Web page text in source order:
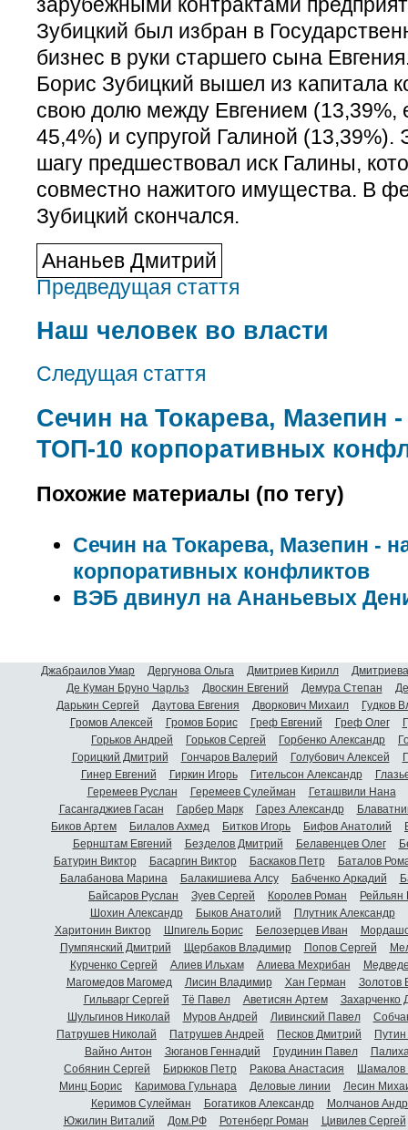
Зубицкий был избран в
бизнес в руки старшего сына
Борис Зубицкий вышел из капитала
свою долю между Евгением (13,39%,
45,4%) и супругой Галиной
шагу предшествовал иск Галины,
совместно нажитого имущества. В
Зубицкий скончался.
Ананьев Дмитрий
Предведущая стаття
Наш человек во власти
Следущая стаття
Сечин на Токарева, Мазепин
ТОП-10 корпоративных
Похожие материалы (по тегу)
Сечин на Токарева, Мазепин -
корпоративных конфликтов
ВЭБ двинул на Ананьевых
Джабраилов Умар Дергунова Ольга Дмитриев Кирилл
Де Куман Бруно Чарльз
Двоскин Евгений Демура Степан
Дарькин Сергей
Даутова Евгения Дворкович Михаил
Гудков
Громов Алексей
Громов Борис Греф Евгений Греф Олег
Горьков Андрей
Горьков Сергей Горбенко Александр
Горицкий Дмитрий
Гончаров Валерий Голубович Алексей
Гинер Евгений
Гиркин Игорь Гительсон Александр
Геремеев Руслан
Геремеев Сулейман
Геташвили Нана
Гасангаджиев Гасан
Гарбер Марк Гарез Александр
Биков Артем
Билалов Ахмед Битков Игорь Бифов Анатолий
Бернштам Евгений
Безделов Дмитрий Белавенцев Олег
Батурин Виктор
Басаргин Виктор Баскаков Петр
Баталов
Балабанова Марина
Балакишиева Алсу Бабченко Аркадий
Байсаров Руслан
Зуев Сергей Королев Роман
Шохин Александр
Быков Анатолий Плутник Александр
Харитонин Виктор
Шпигель Борис Белозерцев Иван
Пумпянский Дмитрий
Щербаков Владимир Попов Сергей
Курченко Сергей
Алиев Ильхам Алиева Мехрибан
Магомедов Магомед
Лисин Владимир Хан Герман
Золотов
Гильварг Сергей
Тё Павел Аветисян Артем
Захарченко
Шульгинов Николай
Муров Андрей Ливинский Павел
Патрушев Николай
Патрушев Андрей Песков Дмитрий
Вайно Антон
Зюганов Геннадий Грудинин Павел
Собянин Сергей
Бирюков Петр Ракова Анастасия
Шамалов
Минц Борис
Каримова Гульнара Деловые линии
Лесин
Керимов Сулейман
Богатиков Александр
Молчанов
Южилин Виталий
Дом.РФ Ротенберг Роман
Цивилев Сергей